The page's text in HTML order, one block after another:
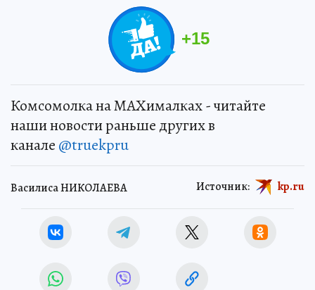
+15
Комсомолка на MAXималках - читайте
наши новости раньше других в
канале @truekpru
Василиса НИКОЛАЕВА Источник: kp.ru